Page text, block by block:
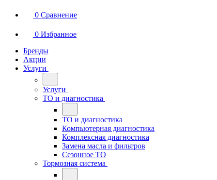
0 Сравнение
0 Избранное
Бренды
Акции
Услуги
Услуги
ТО и диагностика
ТО и диагностика
Компьютерная диагностика
Комплексная диагностика
Замена масла и фильтров
Сезонное ТО
Тормозная система